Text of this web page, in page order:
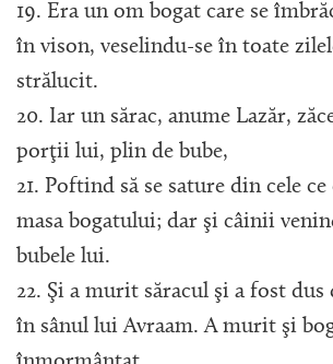
19. Era un om bogat care se
în vison, veselindu-se în toate
strălucit.
20. Iar un sărac, anume Lazăr,
porţii lui, plin de bube,
21. Poftind să se sature din cele ce
masa bogatului; dar şi câinii
bubele lui.
22. Şi a murit săracul şi a fost
în sânul lui Avraam. A murit şi